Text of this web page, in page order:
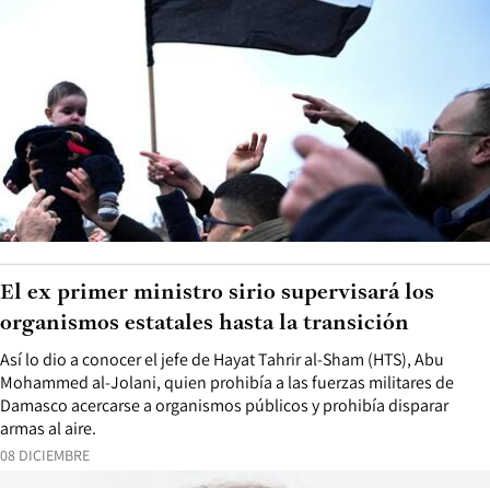
08 DICIEMBRE
Así lo dio a conocer el jefe de Hayat Tahrir al-Sham (HTS), Abu
Mohammed al-Jolani, quien prohibía a las fuerzas militares de
Damasco acercarse a organismos públicos y prohibía disparar
armas al aire.
El ex primer ministro sirio supervisará los
organismos estatales hasta la transición